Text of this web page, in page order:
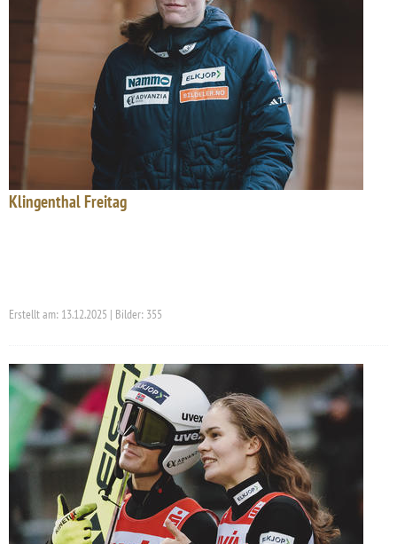
Klingenthal Freitag
Erstellt am: 13.12.2025 | Bilder: 355